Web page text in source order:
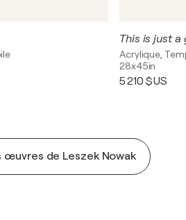
This is just a
Acrylique,
28x45in
5 210 $US
de Leszek Nowak